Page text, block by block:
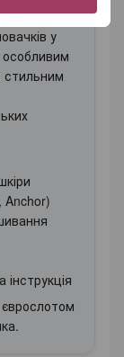
як
у
стильним
єврослотом